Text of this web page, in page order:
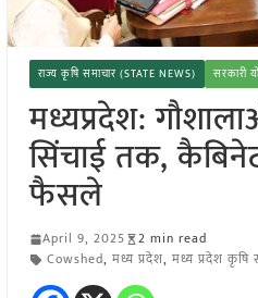
राज्य कृषि समाचार (STATE NEWS) सरकारी
मध्यप्रदेश:
सिंचाई तक,
फैसले
April 9, 2025
2 min read
Cowshed, मध्य प्रदेश, मध्य प्रदेश कृषि